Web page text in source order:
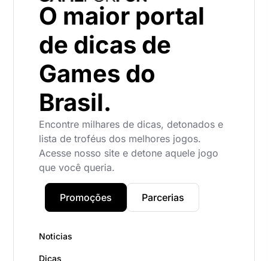
O maior portal
de dicas de
Games do
Brasil.
Encontre milhares de dicas, detonados e
lista de troféus dos melhores jogos.
Acesse nosso site e detone aquele jogo
que você queria.
Promoções Parcerias
Noticias
Dicas